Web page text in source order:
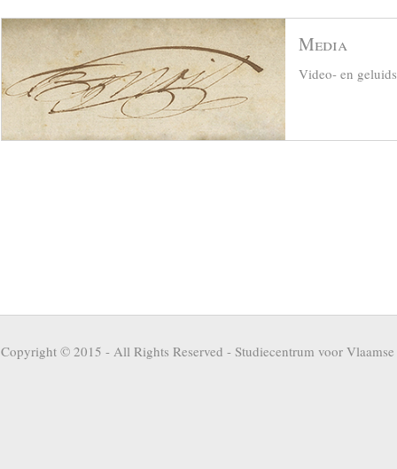
Media
Video- en
Copyright © 2015 - All Rights Reserved - Studiecentrum voor